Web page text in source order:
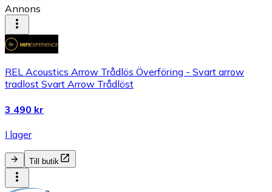
Annons
REL Acoustics Arrow Trådlös Överföring - Svart arrow
tradlost Svart Arrow Trådlöst
3 490 kr
I lager
Till butik